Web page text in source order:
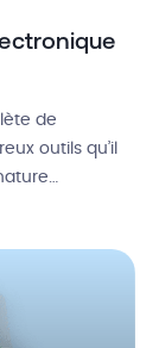
de
outils qu’il
des devis en